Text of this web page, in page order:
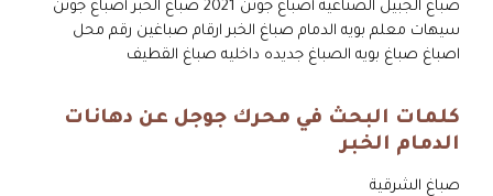
كلمات البحث في محرك جوجل عن دهانات
الدمام الخبر
صباغ الشرقية